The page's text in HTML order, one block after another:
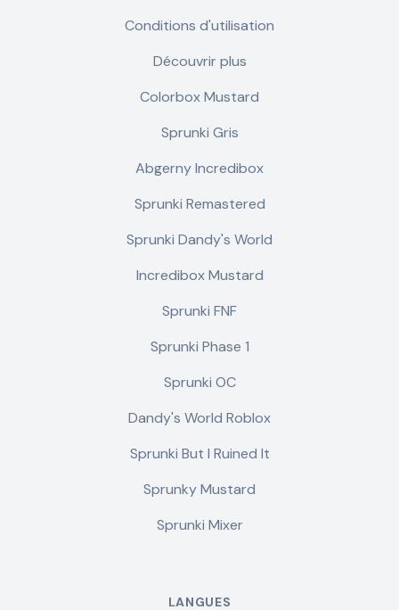
Conditions d'utilisation
Découvrir plus
Colorbox Mustard
Sprunki Gris
Abgerny Incredibox
Sprunki Remastered
Sprunki Dandy's World
Incredibox Mustard
Sprunki FNF
Sprunki Phase 1
Sprunki OC
Dandy's World Roblox
Sprunki But I Ruined It
Sprunky Mustard
Sprunki Mixer
LANGUES